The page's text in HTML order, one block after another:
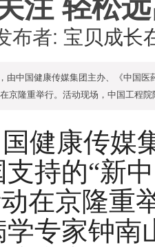
注 轻松
布者: 宝贝成长
由中国健康传媒集团主办、《中国医
在京隆重举行。活动现场，中国工程
健康传媒
持的“新
动在京隆
专家钟南